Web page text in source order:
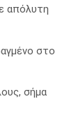
απόλυτη
στο
σήμα